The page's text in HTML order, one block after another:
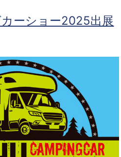
ーショー2025出展